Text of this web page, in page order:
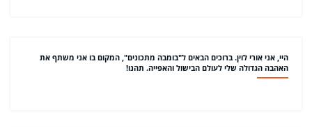
היי, אני אורי לוין. ברוכים הבאים ל"בומבה מתכונים", המקום בו אני משתף את
האהבה הגדולה שלי לעולם הבישול והאפייה. תהנו!